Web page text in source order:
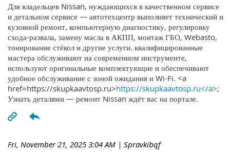
Для владельцев Nissan, нуждающихся в качественном сервисе
и детальном сервисе — автотехцентр выполняет технический и
кузовной ремонт, компьютерную диагностику, регулировку
схода-развала, замену масла в АКПП, монтаж ГБО, Webasto,
тонирование стёкол и другие услуги. квалифицированные
мастера обслуживают на современном инструменте,
используют оригинальные комплектующие и обеспечивают
удобное обслуживание с зоной ожидания и Wi-Fi. <a
href=https://skupkaavtosp.ru>https://skupkaavtosp.ru</a>;
Узнать деталями — ремонт Nissan ждёт вас на портале.
Fri, November 21, 2025 3:04 AM | Spravkibqf